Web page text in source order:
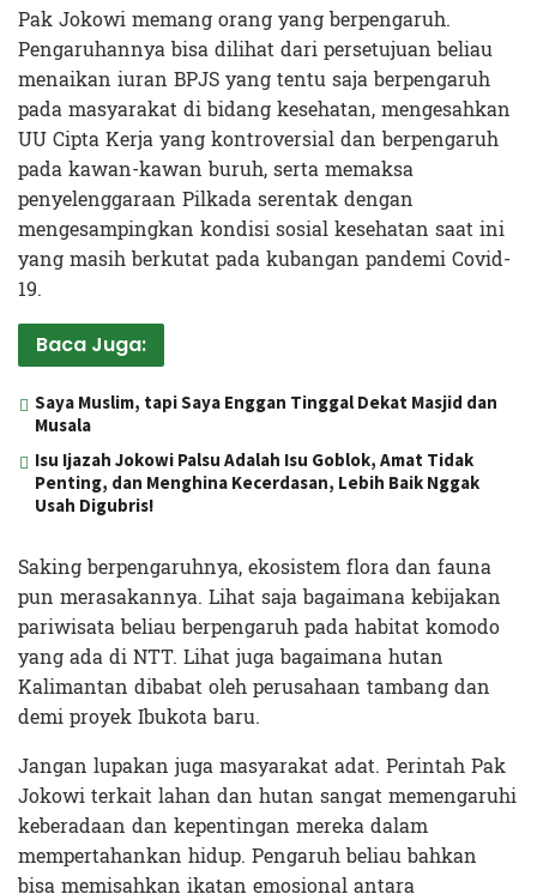
Pak Jokowi memang orang yang berpengaruh.
Pengaruhannya bisa dilihat dari persetujuan beliau
menaikan iuran BPJS yang tentu saja berpengaruh
pada masyarakat di bidang kesehatan, mengesahkan
UU Cipta Kerja yang kontroversial dan berpengaruh
pada kawan-kawan buruh, serta memaksa
penyelenggaraan Pilkada serentak dengan
mengesampingkan kondisi sosial kesehatan saat ini
yang masih berkutat pada kubangan pandemi Covid-
19.
Baca Juga:
Saya Muslim, tapi Saya Enggan Tinggal Dekat Masjid dan
Musala
Isu Ijazah Jokowi Palsu Adalah Isu Goblok, Amat Tidak
Penting, dan Menghina Kecerdasan, Lebih Baik Nggak
Usah Digubris!
Saking berpengaruhnya, ekosistem flora dan fauna
pun merasakannya. Lihat saja bagaimana kebijakan
pariwisata beliau berpengaruh pada habitat komodo
yang ada di NTT. Lihat juga bagaimana hutan
Kalimantan dibabat oleh perusahaan tambang dan
demi proyek Ibukota baru.
Jangan lupakan juga masyarakat adat. Perintah Pak
Jokowi terkait lahan dan hutan sangat memengaruhi
keberadaan dan kepentingan mereka dalam
mempertahankan hidup. Pengaruh beliau bahkan
bisa memisahkan ikatan emosional antara